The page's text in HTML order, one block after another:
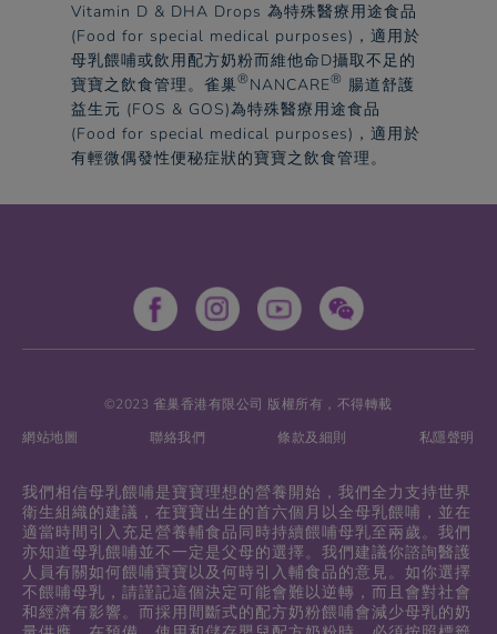
Vitamin D & DHA Drops 為特殊醫療用途食品
(Food for special medical purposes)，適用於
母乳餵哺或飲用配方奶粉而維他命D攝取不足的
寶寶之飲食管理。 雀巢®NANCARE® 腸道舒護
益生元 (FOS & GOS)為特殊醫療用途食品
(Food for special medical purposes)，適用於
有輕微偶發性便秘症狀的寶寶之飲食管理。​
©2023 雀巢香港有限公司 版權所有，不得轉載
網站地圖
聯絡我們 條款及細則 私隱聲明
我們相信母乳餵哺是寶寶理想的營養開始，我們全力支持世界
衛生組織的建議，在寶寶出生的首六個月以全母乳餵哺，並在
適當時間引入充足營養輔食品同時持續餵哺母乳至兩歲。我們
亦知道母乳餵哺並不一定是父母的選擇。我們建議你諮詢醫護
人員有關如何餵哺寶寶以及何時引入輔食品的意見。如你選擇
不餵哺母乳，請謹記這個決定可能會難以逆轉，而且會對社會
和經濟有影響。而採用間斷式的配方奶粉餵哺會減少母乳的奶